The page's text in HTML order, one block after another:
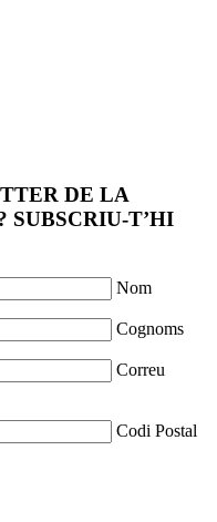
DE LA
SUBSCRIU-T’HI
Nom
Cognoms
Correu
Codi Postal